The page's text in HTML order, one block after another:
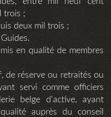
trois ;
deux mil trois ;
en qualité de membres
de réserve ou retraités ou
servi comme officiers
belge d'active, ayant
auprès du conseil